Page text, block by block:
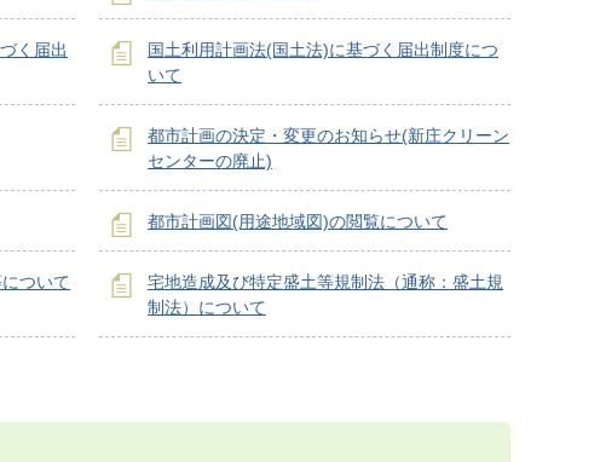
く届出
国土利用計画法(国土法)に基づく届出制度につ
いて
都市計画の決定・変更のお知らせ(新庄クリーン
センターの廃止)
都市計画図(用途地域図)の閲覧について
ついて
宅地造成及び特定盛土等規制法（通称：盛土規
制法）について